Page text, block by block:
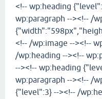
<!-- wp:heading
wp:paragraph --><!-- /
<!-- /wp:image --><!--
/wp:heading --><!--
--><!-- wp:heading
wp:paragraph --><!-- /
{"level":3} --><!-- /